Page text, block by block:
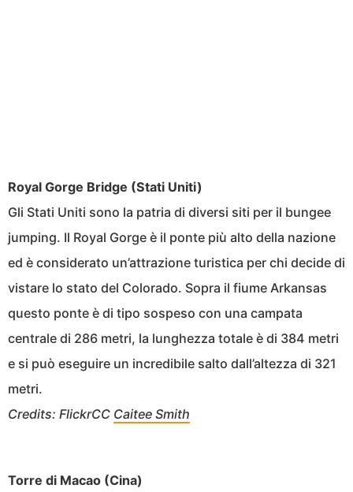
Royal Gorge Bridge (Stati Uniti)
Gli Stati Uniti sono la patria di diversi siti per il bungee
jumping. Il Royal Gorge è il ponte più alto della nazione
ed è considerato un’attrazione turistica per chi decide di
vistare lo stato del Colorado. Sopra il fiume Arkansas
questo ponte è di tipo sospeso con una campata
centrale di 286 metri, la lunghezza totale è di 384 metri
e si può eseguire un incredibile salto dall’altezza di 321
metri.
Credits: FlickrCC Caitee Smith
Torre di Macao (Cina)